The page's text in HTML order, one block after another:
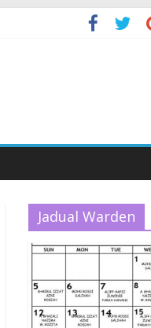
Jadual Warden